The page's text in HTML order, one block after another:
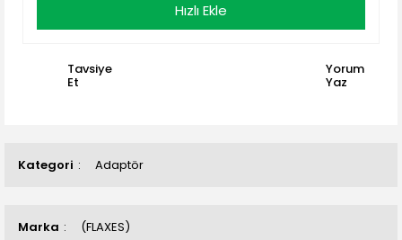
Kategori Adaptör
Marka (FLAXES)
Hızlı Ekle
Tavsiye
Et
Yorum
Yaz